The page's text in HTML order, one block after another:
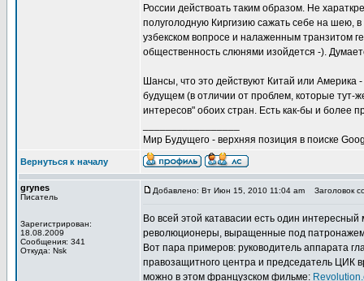
России действоать таким образом. Не
полуголодную Киргизию сажать себе на шею,
узбекском вопросе и налаженным транзитом
общественность слюнями изойдется -).
Шансы, что это действуют Китай или Америка
будущем (в отличии от проблем, которые тут-
интересов" обоих стран. Есть как-бы и более
Мир Будущего - верхняя позиция в поиске
Вернуться к началу
grynes
Писатель
Зарегистрирован:
18.08.2009
Сообщения: 341
Откуда: Nsk
Добавлено: Вт Июн 15, 2010 11:04 am Заголовок
Во всей этой катавасии есть один
революционеры, выращенные под
Вот пара примеров: руководитель аппарата
правозащитного центра и председатель ЦИК
можно в этом французском фильме: